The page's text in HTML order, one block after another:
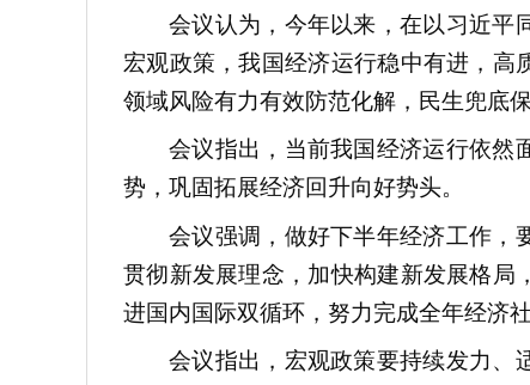
会议认为，今年以来，在以习近平
宏观政策，我国经济运行稳中有进，高
领域风险有力有效防范化解，民生兜底
会议指出，当前我国经济运行依然
势，巩固拓展经济回升向好势头。
会议强调，做好下半年经济工作，
贯彻新发展理念，加快构建新发展格局
进国内国际双循环，努力完成全年经济
会议指出，宏观政策要持续发力、